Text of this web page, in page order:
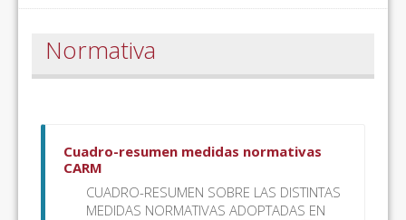
Normativa
Cuadro-resumen medidas normativas
CARM
CUADRO-RESUMEN SOBRE LAS DISTINTAS
MEDIDAS NORMATIVAS ADOPTADAS EN